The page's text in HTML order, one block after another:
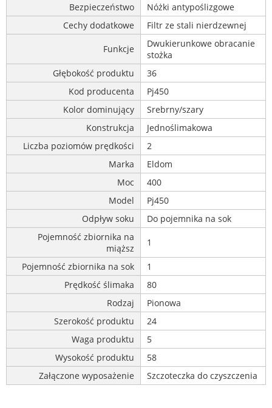
Bezpieczeństwo
Nóżki antypoślizgowe
Cechy dodatkowe
Filtr ze stali nierdzewnej
Funkcje
Dwukierunkowe obracanie
stożka
Głębokość produktu
36
Kod producenta
Pj450
Kolor dominujący
Srebrny/szary
Konstrukcja
Jednoślimakowa
Liczba poziomów prędkości
2
Marka
Eldom
Moc
400
Model
Pj450
Odpływ soku
Do pojemnika na sok
Pojemność zbiornika na
miąższ
1
Pojemność zbiornika na sok
1
Prędkość ślimaka
80
Rodzaj
Pionowa
Szerokość produktu
24
Waga produktu
5
Wysokość produktu
58
Załączone wyposażenie
Szczoteczka do czyszczenia